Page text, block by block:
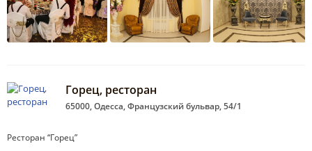
Горец, ресторан
65000, Одесса, Французский бульвар, 54/1
Ресторан “Горец”